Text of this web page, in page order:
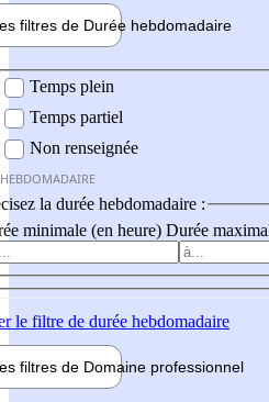
filtres de Durée hebdomadaire
Temps plein
Temps partiel
Non renseignée
la durée hebdomadaire :
minimale (en heure) Durée
le filtre de durée hebdomadaire
filtres de Domaine professionnel